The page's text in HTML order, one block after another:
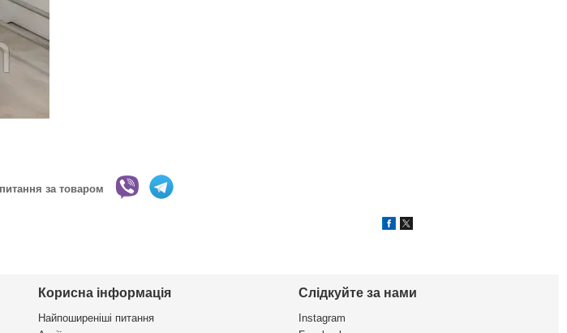
за товаром
Корисна інформація
Найпоширеніші питання
Слідкуйте за нами
Instagram